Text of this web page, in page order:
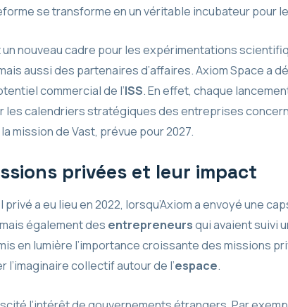
se transforme en un véritable incubateur pour
nouveau cadre pour les expérimentations
aussi des partenaires d’affaires. Axiom Space a
commercial de l’ISS. En effet, chaque
les calendriers stratégiques des entreprises
mission de Vast, prévue pour 2027.
privées et leur impact
a eu lieu en 2022, lorsqu’Axiom a envoyé une
également des entrepreneursqui avaient suivi
en lumière l’importance croissante des missions
collectif autour de l’espace.